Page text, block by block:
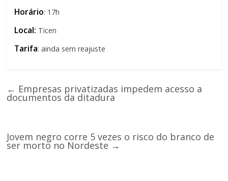
Horário: 17h
Local: Ticen
Tarifa: ainda sem reajuste
← Empresas privatizadas impedem acesso a
documentos da ditadura
Jovem negro corre 5 vezes o risco do branco de
ser morto no Nordeste →